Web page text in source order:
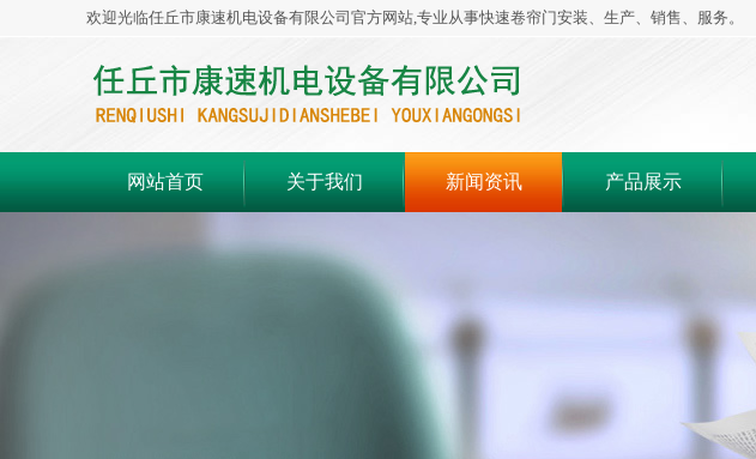
欢迎光临任丘市康速机电设备有限公司官方网站,专业从事快速卷帘门安装、生产、销售、服务。
网站首页 关于我们 新闻资讯 产品展示